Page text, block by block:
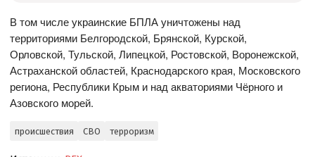
В том числе украинские БПЛА уничтожены над
территориями Белгородской, Брянской, Курской,
Орловской, Тульской, Липецкой, Ростовской, Воронежской,
Астраханской областей, Краснодарского края, Московского
региона, Республики Крым и над акваториями Чёрного и
Азовского морей.
происшествия СВО терроризм